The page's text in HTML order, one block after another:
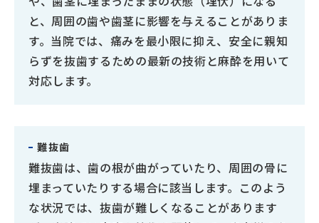
と、周囲の歯や歯茎に影響を与えることがありま
す。当院では、痛みを最小限に抑え、安全に親知
らずを抜歯するための最新の技術と麻酔を用いて
対応します。
難抜歯
難抜歯は、歯の根が曲がっていたり、周囲の骨に
埋まっていたりする場合に該当します。このよう
な状況では、抜歯が難しくなることがあります